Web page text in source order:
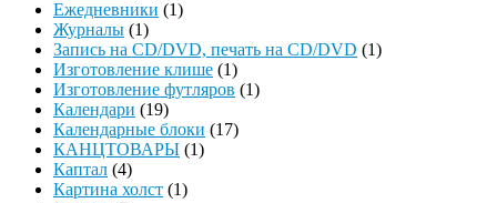
Ежедневники (1)
Журналы (1)
Запись на CD/DVD, печать на CD/DVD (1)
Изготовление клише (1)
Изготовление футляров (1)
Календари (19)
Календарные блоки (17)
КАНЦТОВАРЫ (1)
Каптал (4)
Картина холст (1)